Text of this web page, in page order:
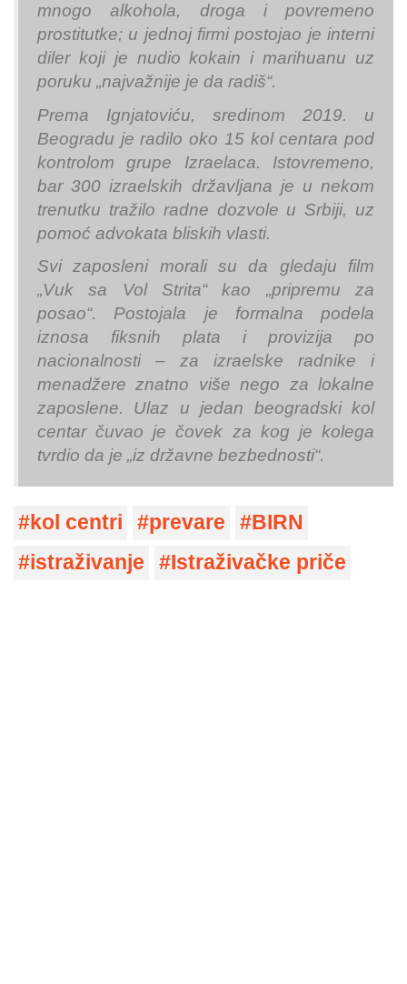
mnogo alkohola, droga i povremeno
prostitutke; u jednoj firmi postojao je interni
diler koji je nudio kokain i marihuanu uz
poruku „najvažnije je da radiš“.
Prema Ignjatoviću, sredinom 2019. u
Beogradu je radilo oko 15 kol centara pod
kontrolom grupe Izraelaca. Istovremeno,
bar 300 izraelskih državljana je u nekom
trenutku tražilo radne dozvole u Srbiji, uz
pomoć advokata bliskih vlasti.
Svi zaposleni morali su da gledaju film
„Vuk sa Vol Strita“ kao „pripremu za
posao“. Postojala je formalna podela
iznosa fiksnih plata i provizija po
nacionalnosti – za izraelske radnike i
menadžere znatno više nego za lokalne
zaposlene. Ulaz u jedan beogradski kol
centar čuvao je čovek za kog je kolega
tvrdio da je „iz državne bezbednosti“.
kol centri prevare
BIRN
istraživanje
Istraživačke priče